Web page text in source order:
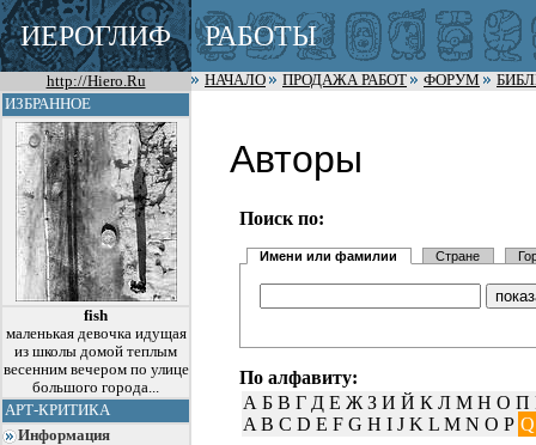
ИЕРОГЛИФ РАБОТЫ
http://Hiero.Ru НАЧАЛО ПРОДАЖА РАБОТ ФОРУМ
ИЗБРАННОЕ
fish
маленькая девочка идущая
из школы домой теплым
весенним вечером по улице
большого города...
АРТ-КРИТИКА
Информация
Авторы
Поиск по:
Имени или фамилии Стране
По алфавиту:
А Б В Г Д Е Ж З И Й К Л М Н О П
A B C D E F G H I J K L M N O P Q